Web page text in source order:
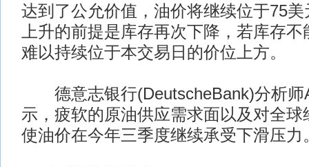
达到了公允价值，油价将继续位于75
上升的前提是库存再次下降，若库存
难以持续位于本交易日的价位上方。
德意志银行(DeutscheBank)分析师
示，疲软的原油供应需求面以及对全球
使油价在今年三季度继续承受下滑压力